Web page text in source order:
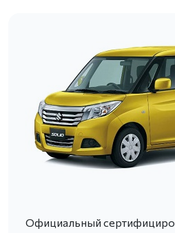
Официальный